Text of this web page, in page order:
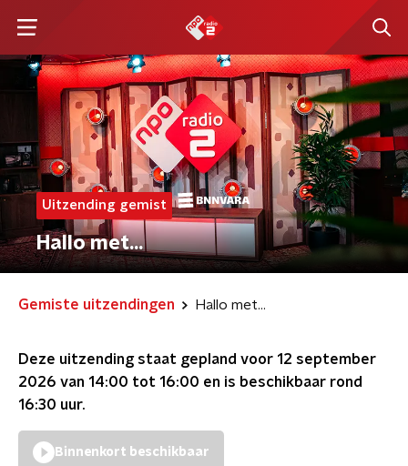
Uitzending gemist
Hallo met...
Gemiste uitzendingen Hallo met...
Deze uitzending staat gepland voor 12 september
2026 van 14:00 tot 16:00 en is beschikbaar rond
16:30 uur.
Binnenkort beschikbaar